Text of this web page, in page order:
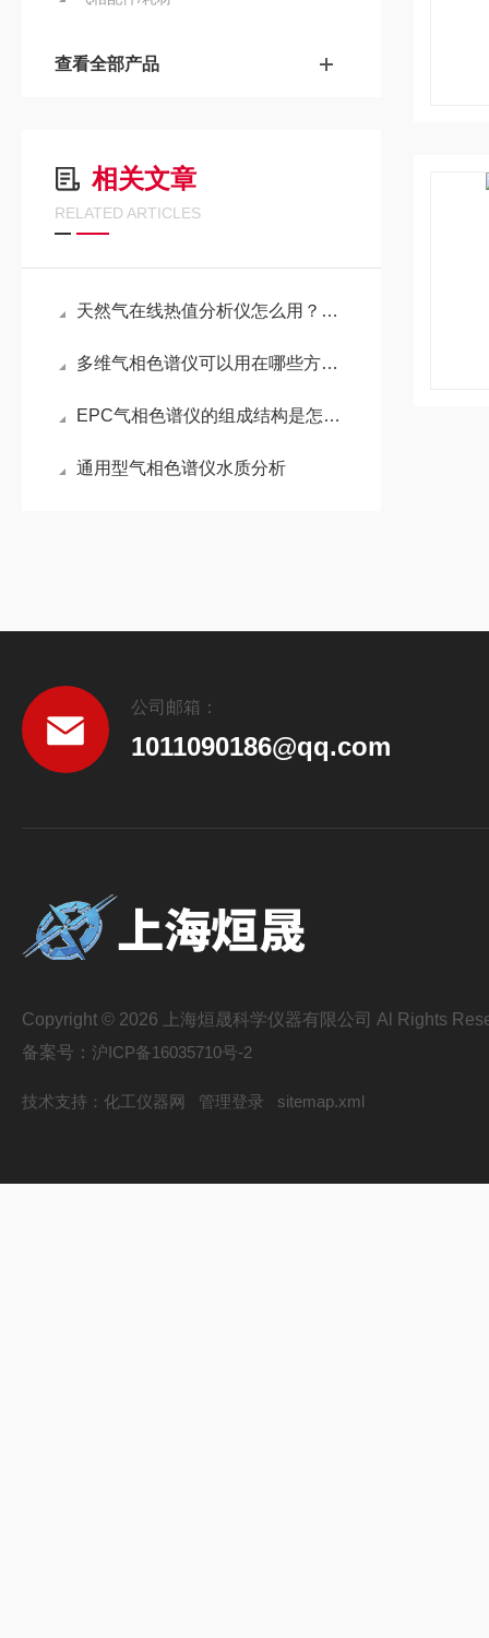
查看全部产品
相关文章
RELATED ARTICLES
天然气在线热值分析仪怎么用？这些关键事项别漏！
多维气相色谱仪可以用在哪些方面？
EPC气相色谱仪的组成结构是怎样的
通用型气相色谱仪水质分析
公司邮箱：
1011090186@qq.com
Copyright © 2026 上海烜晟科学仪器有限公司 Al Rights
备案号： 沪ICP备16035710号-2
技术支持： 化工仪器网 管理登录 sitemap.xml